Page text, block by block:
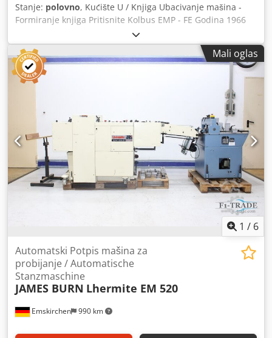
Stanje: polovno, Kućište U / Knjiga Ubacivanje mašina -
Formiranje knjiga Pritisnite Kolbus EMP - FE Godina 1966
Veličina bloka min. 125 k 100 k 6mm / maks. 370 k 270 k
80mm Crjdpfx Apevuaqyo Ajf Veličina kućišta min. 125 k
210mm / maks. 370 k 62 mm Brzina do 36 ciklusa u minuti
Online video inspekcija od strane VhatsApp-a - MS Zoom -
Telegram Na lageru Emskirchen / Nürnberg - Dostupno
Mali oglas
1 / 6
Emskirchen 990 km
Automatski Potpis mašina za
probijanje / Automatische
Stanzmaschine
JAMES BURN Lhermite EM 520